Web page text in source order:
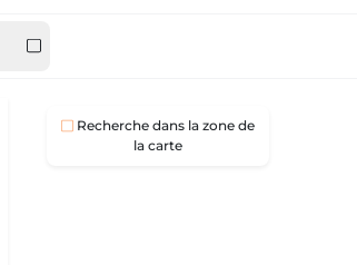
Recherche dans la zone de
la carte